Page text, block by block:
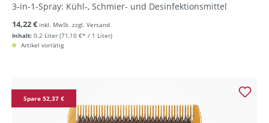
3-in-1-Spray: Kühl-, Schmier- und Desinfektionsmittel
Inhalt: 0.2 Liter (71,10 €* / 1 Liter)
14,22 € inkl. MwSt. zzgl. Versand
Artikel vorrätig
Spare 52,37 €